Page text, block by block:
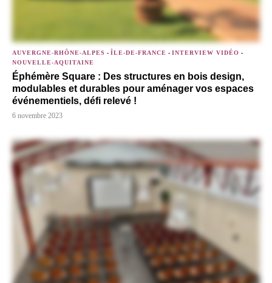
AUVERGNE-RHÔNE-ALPES - ÎLE-DE-FRANCE - INTERVIEW VIDÉO -
NOUVELLE-AQUITAINE
Éphémère Square : Des structures en bois design,
modulables et durables pour aménager vos espaces
événementiels, défi relevé !
6 novembre 2023